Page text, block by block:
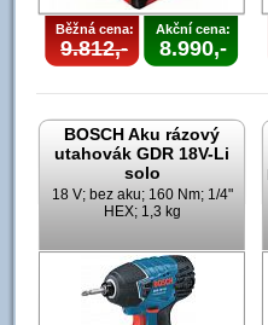
Běžná cena:
9.812,-
Akční cena:
8.990,-
BOSCH Aku rázový
utahovák GDR 18V-Li
solo
18 V; bez aku; 160 Nm; 1/4"
HEX; 1,3 kg